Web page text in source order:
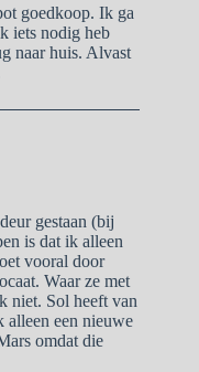
goedkoop. Ik ga
iets nodig heb
naar huis. Alvast
gestaan (bij
is dat ik alleen
vooral door
Waar ze met
niet. Sol heeft van
alleen een nieuwe
omdat die